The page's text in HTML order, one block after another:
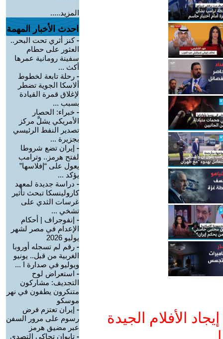
الأفلام الجيدة
المزيد.....
احدث الأخبار المهمة
-كنز أثري تحت البحر..
العثور على حطام
سفينة رومانية عمرها
أكث ...
- رحلة تابعة لخطوط
ألاسكا الجوية تضطر
لإغلاق قمرة القيادة
بسبب ...
- خبراء: الحصار
الأمريكي يشلَّ مركز
تصدير النفط الرئيسي
بجزيرة ...
- إيران تضع شروطا
لفتح هرمز.. وترامب
يعول على “إفلاسها”
يؤكد ...
- دراسة جديدة لمعهد
كارولينسكا تبحث تأثير
غرسات الثدي على
تشخي ...
- إنفوجراف | أحكام
الإعدام في مصر لشهر
يوليو 2026
- رقم لم تسجله أوروبا
الغربية من قبل.. يونيو
ويوليو في صدارة ا ...
- استعراض لوح
التجديف: مشاركون
متنكرون يطفون في نهر
موسكو
- إيران تعتزم فرض
رسوم على مرور السفن
عبر مضيق هرمز
- تايوان تحاكي التصدي